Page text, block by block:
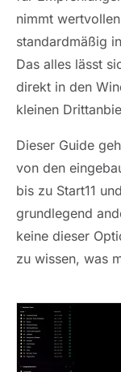
nimmt
standardmäßig
Das alles lässt
direkt in den
kleinen
Dieser Guide
von den
bis zu Start11
grundlegend
keine dieser
zu wissen, was